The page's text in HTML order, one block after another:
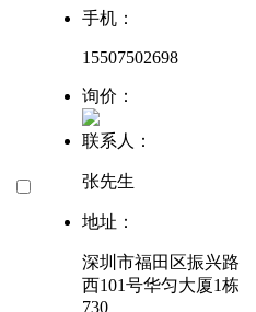
手机：
15507502698
询价：
联系人：
张先生
地址：
深圳市福田区振兴路
西101号华匀大厦1栋
730